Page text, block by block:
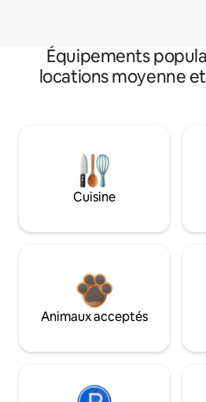
Équipements
locations moyenne
Cuisine
Animaux acceptés